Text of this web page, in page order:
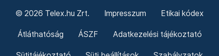
© 2026 Telex.hu Zrt. Impresszum Etikai kódex
Átláthatóság ÁSZF Adatkezelési tájékoztató